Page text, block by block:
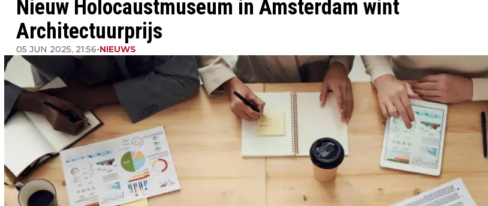
Nieuw Holocaustmuseum in Amsterdam wint
Architectuurprijs
05 JUN 2025, 21:56•NIEUWS